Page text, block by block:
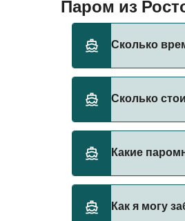
Паром из
Сколько
оператора,
Сколько
Цена указана без
Какие
Как я могу